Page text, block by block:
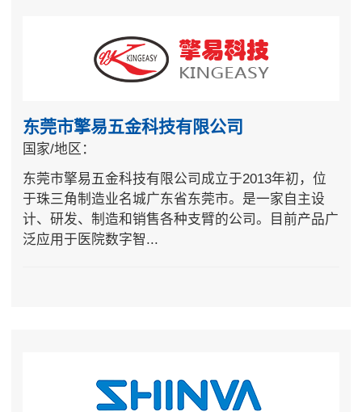
东莞市擎易五金科技有限公司
国家/地区：
东莞市擎易五金科技有限公司成立于2013年初，位
于珠三角制造业名城广东省东莞市。是一家自主设
计、研发、制造和销售各种支臂的公司。目前产品广
泛应用于医院数字智...